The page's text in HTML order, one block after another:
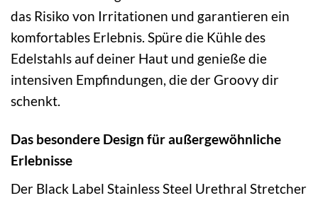
das Risiko von Irritationen und garantieren ein
komfortables Erlebnis. Spüre die Kühle des
Edelstahls auf deiner Haut und genieße die
intensiven Empfindungen, die der Groovy dir
schenkt.
Das besondere Design für außergewöhnliche
Erlebnisse
Der Black Label Stainless Steel Urethral Stretcher